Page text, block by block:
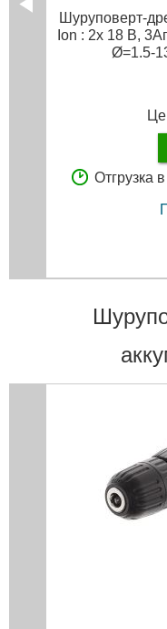
Шуруповерт-
Ion : 2x 18 В,
Ø=1.5-
Отгрузка